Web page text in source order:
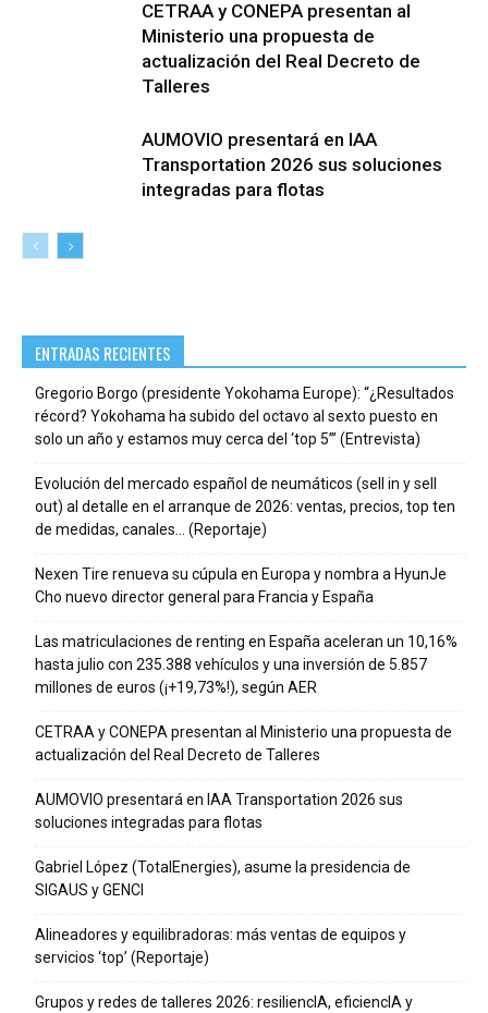
CETRAA y CONEPA presentan al
Ministerio una propuesta de
actualización del Real Decreto de
Talleres
AUMOVIO presentará en IAA
Transportation 2026 sus soluciones
integradas para flotas
ENTRADAS RECIENTES
Gregorio Borgo (presidente Yokohama Europe): “¿Resultados
récord? Yokohama ha subido del octavo al sexto puesto en
solo un año y estamos muy cerca del ‘top 5’” (Entrevista)
Evolución del mercado español de neumáticos (sell in y sell
out) al detalle en el arranque de 2026: ventas, precios, top ten
de medidas, canales… (Reportaje)
Nexen Tire renueva su cúpula en Europa y nombra a HyunJe
Cho nuevo director general para Francia y España
Las matriculaciones de renting en España aceleran un 10,16%
hasta julio con 235.388 vehículos y una inversión de 5.857
millones de euros (¡+19,73%!), según AER
CETRAA y CONEPA presentan al Ministerio una propuesta de
actualización del Real Decreto de Talleres
AUMOVIO presentará en IAA Transportation 2026 sus
soluciones integradas para flotas
Gabriel López (TotalEnergies), asume la presidencia de
SIGAUS y GENCI
Alineadores y equilibradoras: más ventas de equipos y
servicios ‘top’ (Reportaje)
Grupos y redes de talleres 2026: resiliencIA, eficiencIA y